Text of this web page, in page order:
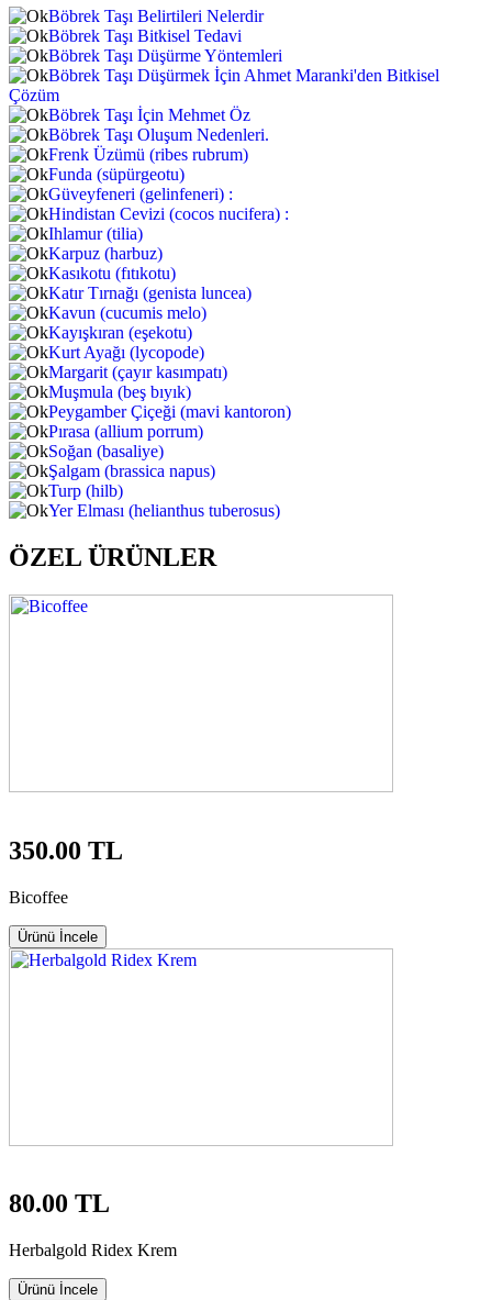
Böbrek Taşı Belirtileri Nelerdir
Böbrek Taşı Bitkisel Tedavi
Böbrek Taşı Düşürme Yöntemleri
Böbrek Taşı Düşürmek İçin Ahmet Maranki'den Bitkisel
Çözüm
Böbrek Taşı İçin Mehmet Öz
Böbrek Taşı Oluşum Nedenleri.
Frenk Üzümü (ribes rubrum)
Funda (süpürgeotu)
Güveyfeneri (gelinfeneri) :
Hindistan Cevizi (cocos nucifera) :
Ihlamur (tilia)
Karpuz (harbuz)
Kasıkotu (fıtıkotu)
Katır Tırnağı (genista luncea)
Kavun (cucumis melo)
Kayışkıran (eşekotu)
Kurt Ayağı (lycopode)
Margarit (çayır kasımpatı)
Muşmula (beş bıyık)
Peygamber Çiçeği (mavi kantoron)
Pırasa (allium porrum)
Soğan (basaliye)
Şalgam (brassica napus)
Turp (hilb)
Yer Elması (helianthus tuberosus)
ÖZEL ÜRÜNLER
350.00 TL
Bicoffee
Ürünü İncele
80.00 TL
Herbalgold Ridex Krem
Ürünü İncele